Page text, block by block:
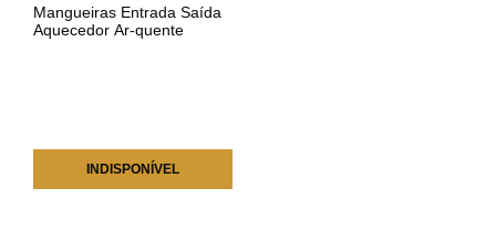
Mangueiras Entrada Saída
Aquecedor Ar-quente
INDISPONÍVEL